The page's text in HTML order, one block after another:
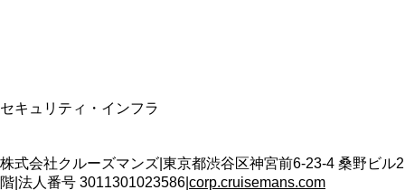
セキュリティ・インフラ
株式会社クルーズマンズ 東京都渋谷区神宮前6-23-4 桑野ビル2
階 法人番号 3011301023586 corp.cruisemans.com